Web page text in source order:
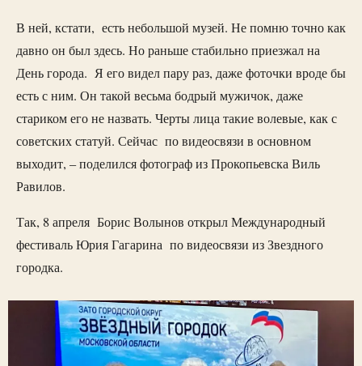
В ней, кстати, есть небольшой музей. Не помню точно как
давно он был здесь. Но раньше стабильно приезжал на
День города. Я его видел пару раз, даже фоточки вроде бы
есть с ним. Он такой весьма бодрый мужичок, даже
стариком его не назвать. Черты лица такие волевые, как с
советских статуй. Сейчас по видеосвязи в основном
выходит, – поделился фотограф из Прокопьевска Виль
Равилов.
Так, 8 апреля Борис Волынов открыл Международный
фестиваль Юрия Гагарина по видеосвязи из Звездного
городка.